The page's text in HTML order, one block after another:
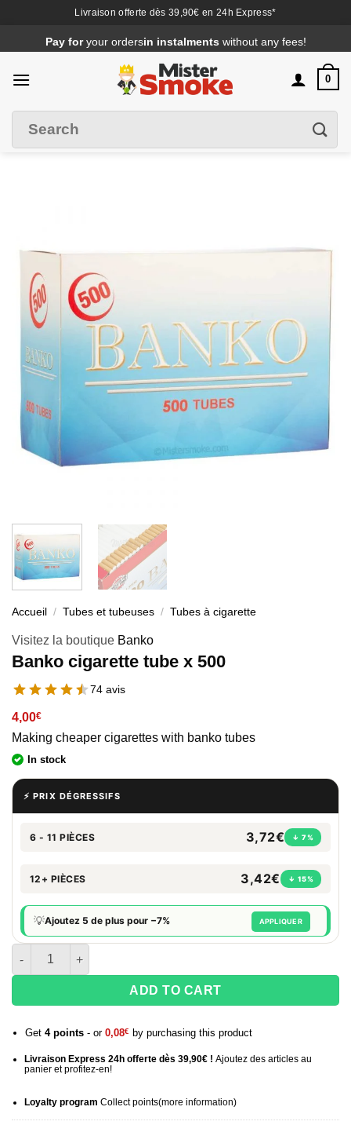
Livraison offerte dès 39,90€ en 24h Express*
au
contenu
Pay foryour ordersin instalments without any fees!
0
Accueil / Tubes et tubeuses / Tubes à cigarette
Visitez la boutique Banko
Banko cigarette tube x 500
74 avis
4,00€
Making cheaper cigarettes with banko tubes
In stock
⚡ PRIX DÉGRESSIFS
6 - 11 PIÈCES 3,72€ ↓ 7%
12+ PIÈCES 3,42€ ↓ 15%
💡Ajoutez 5 de plus pour −7% APPLIQUER
Quantity of Banko Cigarette Tube x 500
ADD TO CART
Get 4points- or 0,08€ by purchasing this product
Livraison Express 24h offerte dès 39,90€ ! Ajoutez des articles au
panier et profitez-en!
Loyalty program Collect points(more information)